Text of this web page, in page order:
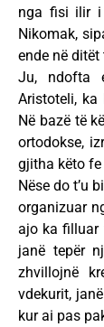
nga fisi ilir i
Nikomak,
ende në
Ju, ndofta
Aristoteli, ka
Në bazë të
ortodokse,
gjitha këto fe
Nëse do t’u
organizuar
ajo ka filluar
janë tepër
zhvillojnë
vdekurit,
kur ai pas